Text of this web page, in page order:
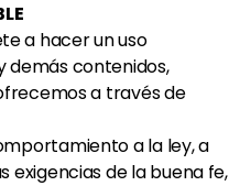
a hacer un uso
demás contenidos,
a través de
a la ley, a
exigencias de la buena fe,